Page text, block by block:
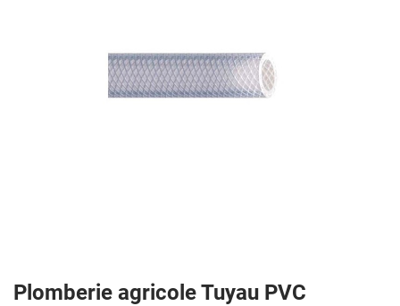
Plomberie agricole Tuyau PVC